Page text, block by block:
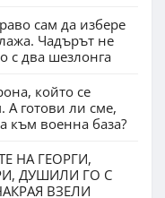
сам да избере
Чадърът не
с два шезлонга
който се
А готови ли сме,
към военна база?
НА ГЕОРГИ,
ДУШИЛИ ГО С
ВЗЕЛИ